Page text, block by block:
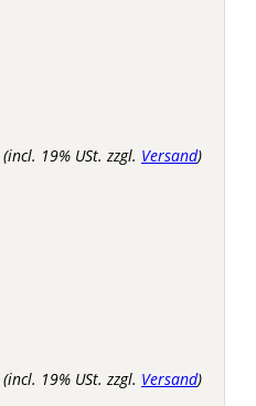
(incl. 19% USt. zzgl. Versand)
(incl. 19% USt. zzgl. Versand)